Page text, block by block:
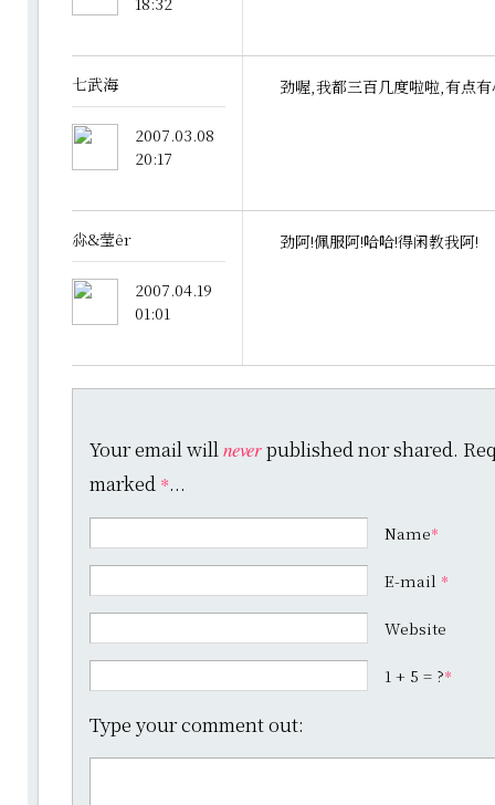
劲喔,我都三百几度啦啦,有点
七武海
2007.03.08
20:17
劲阿!佩服阿!哈哈!得闲教我阿!
尛&莹êr
2007.04.19
01:01
Your email willneverpublished nor shared.
marked *...
Name*
E-mail *
Website
1 + 5 = ?*
Type your comment out: